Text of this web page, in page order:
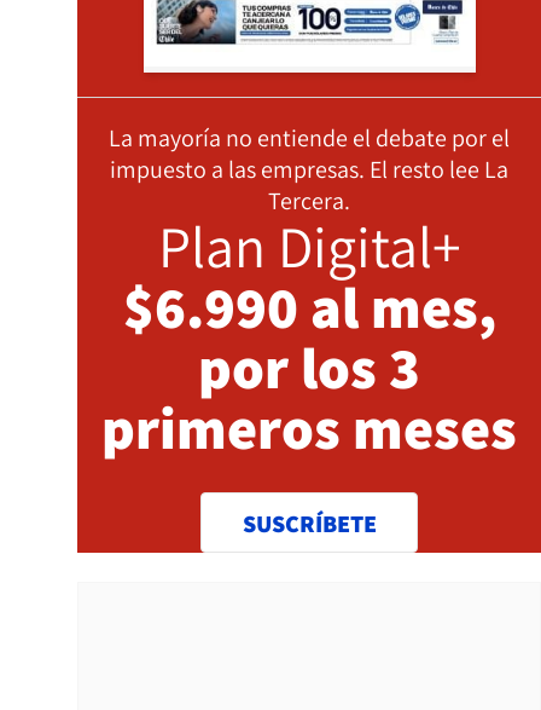
La mayoría no entiende el debate por el
impuesto a las empresas. El resto lee La
Tercera.
Plan Digital+
$6.990 al mes,
por los 3
primeros meses
SUSCRÍBETE